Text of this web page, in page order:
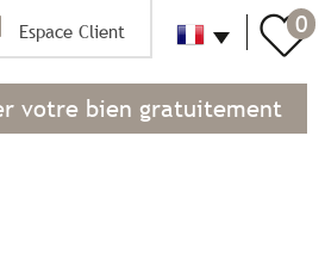
Espace Client
votre bien gratuitement
0